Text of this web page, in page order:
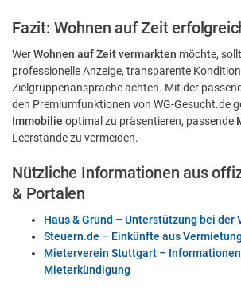
Fazit: Wohnen auf Zeit
WerWohnen auf Zeit vermarkten möchte,
professionelle Anzeige, transparente
Zielgruppenansprache achten. Mit der
den Premiumfunktionen von WG-Gesucht.de
Immobilie optimal zu präsentieren, passende
Leerstände zu vermeiden.
Nützliche Informationen aus
& Portalen
Haus & Grund – Unterstützung bei der
Steuern.de – Einkünfte aus
Mieterverein Stuttgart –
Mieterkündigung